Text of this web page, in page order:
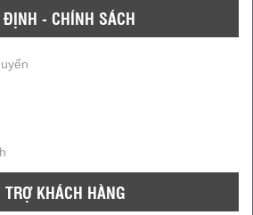
ĐỊNH - CHÍNH SÁCH
TRỢ KHÁCH HÀNG